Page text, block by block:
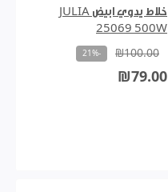
خلاط يدوي ابيض JULIA
25069 500W
₪100.00
-21%
₪79.00